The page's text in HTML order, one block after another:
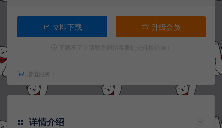
立即下载 升级会员
增值服务：
详情介绍